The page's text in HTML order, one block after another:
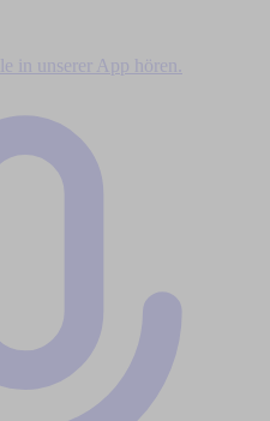
in unserer App hören.